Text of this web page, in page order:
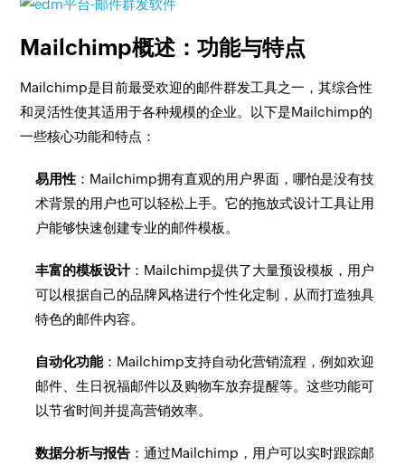
Mailchimp概述：功能与特点
Mailchimp是目前最受欢迎的邮件群发工具之一，其综合性
和灵活性使其适用于各种规模的企业。以下是Mailchimp的
一些核心功能和特点：
易用性 ：Mailchimp拥有直观的用户界面，哪怕是没有技
术背景的用户也可以轻松上手。它的拖放式设计工具让用
户能够快速创建专业的邮件模板。
丰富的模板设计：Mailchimp提供了大量预设模板，用户
可以根据自己的品牌风格进行个性化定制，从而打造独具
特色的邮件内容。
自动化功能：Mailchimp支持自动化营销流程，例如欢迎
邮件、生日祝福邮件以及购物车放弃提醒等。这些功能可
以节省时间并提高营销效率。
数据分析与报告 ：通过Mailchimp，用户可以实时跟踪邮